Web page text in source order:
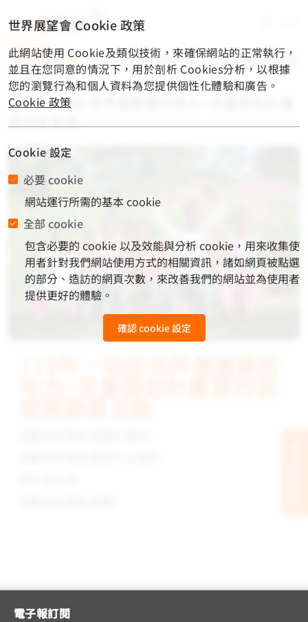
material-
symbols-
rounded
首頁 / 公益勸募 / 112年－站在世界最需要的地方~兒童資助計畫暨
社區發展
112年－站在世界最需要的地方~兒童資助計畫
暨社區發展
電子報訂閱
世界展望會 Cookie 政策
此網站使用 Cookie及類似技術，來確保網站的正常執行，
並且在您同意的情況下，用於剖析 Cookies分析，以根據
您的瀏覽行為和個人資料為您提供個性化體驗和廣告。
Cookie 政策
Cookie 設定
必要 cookie
網站運行所需的基本 cookie
全部 cookie
包含必要的 cookie 以及效能與分析 cookie，用來收集使
用者針對我們網站使用方式的相關資訊，諸如網頁被點選
的部分、造訪的網頁次數，來改善我們的網站並為使用者
提供更好的體驗。
確認 cookie 設定